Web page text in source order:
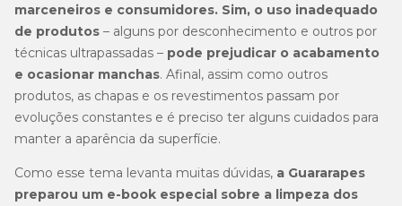
marceneiros e consumidores. Sim, o uso inadequado
de produtos – alguns por desconhecimento e outros por
técnicas ultrapassadas – pode prejudicar o acabamento
e ocasionar manchas. Afinal, assim como outros
produtos, as chapas e os revestimentos passam por
evoluções constantes e é preciso ter alguns cuidados para
manter a aparência da superfície.
Como esse tema levanta muitas dúvidas, a Guararapes
preparou um e-book especial sobre a limpeza dos